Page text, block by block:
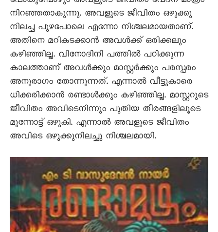
നിറഞ്ഞതാകുന്നു. അവളുടെ ജീവിതം ഒഴുക്കു
നിലച്ച പുഴപോലെ എന്നോ നിശ്ചലമായതാണ്.
അതിനെ മറികടക്കാൻ അവൾക്ക് ഒരിക്കലും
കഴിഞ്ഞില്ല. വിനോദിനി പത്തിൽ പഠിക്കുന്ന
കാലത്താണ് അവൾക്കും മാസ്റ്റർക്കും പരസ്പരം
അനുരാഗം തോന്നുന്നത്. എന്നാൽ വീട്ടുകാരെ
ധിക്കരിക്കാൻ രണ്ടാൾക്കും കഴിഞ്ഞില്ല. മാസ്റ്ററുടെ
ജീവിതം അവിടെനിന്നും പുതിയ തീരങ്ങളിലൂടെ
മുന്നോട്ട് ഒഴുകി. എന്നാൽ അവളുടെ ജീവിതം
അവിടെ ഒഴുക്കുനിലച്ചു നിശ്ചലമായി.